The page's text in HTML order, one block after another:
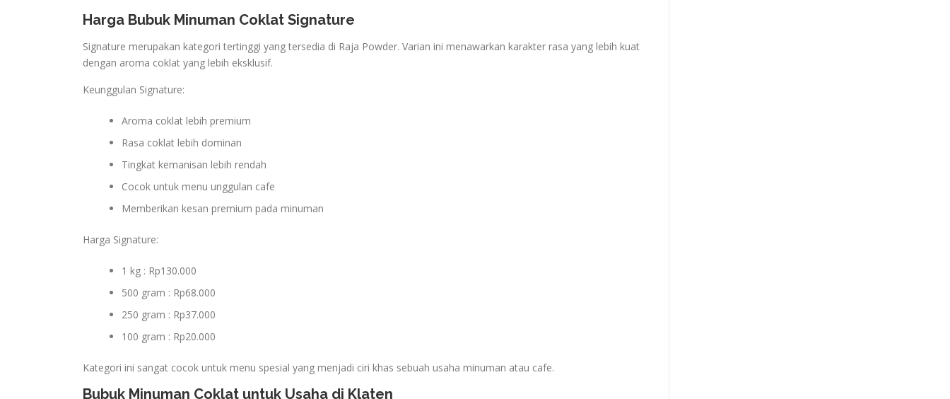
Harga Bubuk Minuman Coklat Signature
Signature merupakan kategori tertinggi yang tersedia di Raja Powder. Varian ini menawarkan karakter rasa yang lebih kuat
dengan aroma coklat yang lebih eksklusif.
Keunggulan Signature:
Aroma coklat lebih premium
Rasa coklat lebih dominan
Tingkat kemanisan lebih rendah
Cocok untuk menu unggulan cafe
Memberikan kesan premium pada minuman
Harga Signature:
1 kg : Rp130.000
500 gram : Rp68.000
250 gram : Rp37.000
100 gram : Rp20.000
Kategori ini sangat cocok untuk menu spesial yang menjadi ciri khas sebuah usaha minuman atau cafe.
Bubuk Minuman Coklat untuk Usaha di Klaten